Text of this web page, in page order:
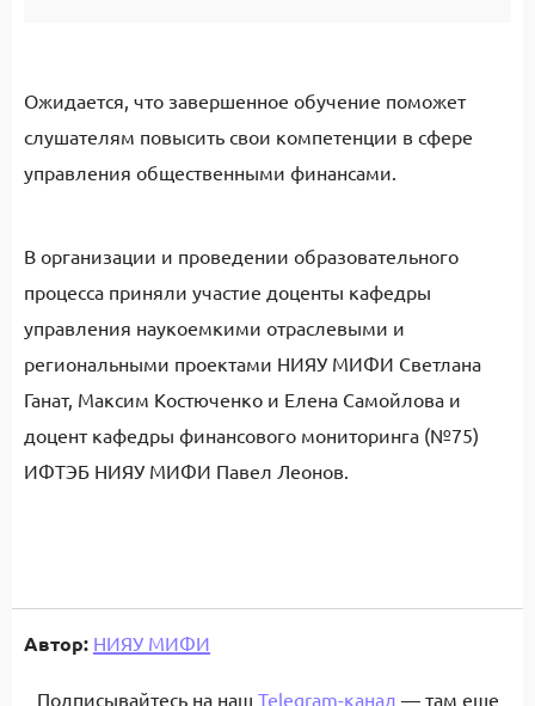
Ожидается, что завершенное обучение поможет
слушателям повысить свои компетенции в сфере
управления общественными финансами.
В организации и проведении образовательного
процесса приняли участие доценты кафедры
управления наукоемкими отраслевыми и
региональными проектами НИЯУ МИФИ Светлана
Ганат, Максим Костюченко и Елена Самойлова и
доцент кафедры финансового мониторинга (№75)
ИФТЭБ НИЯУ МИФИ Павел Леонов.
Автор: НИЯУ МИФИ
Подписывайтесь на наш Telegram-канал — там еще